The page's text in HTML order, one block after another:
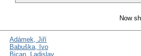
Now
Adámek, Jiří
Babuška, Ivo
Bican, Ladislav